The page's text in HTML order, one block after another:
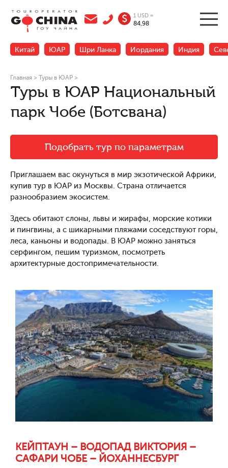
$ 1 USD =
84,98
Китай ЮАР Шри Ланка Иордания Индия
Главная > Туры в ЮАР >
Туры в ЮАР Национальный
парк Чобе (Ботсвана)
Подобрать тур по параметрам
Приглашаем вас окунуться в мир экзотической Африки,
купив тур в ЮАР из Москвы. Страна отличается
разнообразием экосистем.
Здесь обитают слоны, львы и жирафы, морские котики
и пингвины, а с шикарными пляжами соседствуют горы,
леса, каньоны и водопады. В ЮАР можно заняться
серфингом, пешим туризмом, посмотреть
архитектурные достопримечательности.
КЕЙПТАУН – ВОДОПАД ВИКТОРИЯ –
САФАРИ ЧОБЕ – ЙОХАННЕСБУРГ